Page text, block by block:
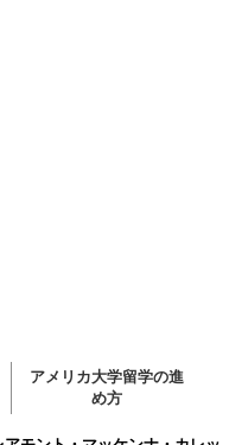
アメリカ大学留学の進
め方